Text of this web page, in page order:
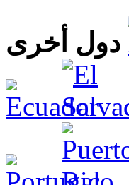
دول أخرى